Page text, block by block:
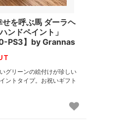
せを呼ぶ馬 ダーラヘ
ンドペイント」
PS3】by Grannas
グリーンの絵付けが珍しい
ントタイプ。お祝いギフト